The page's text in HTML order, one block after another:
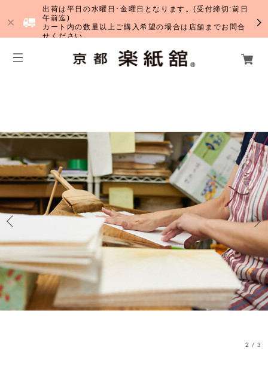
出荷は平日の水曜日･金曜日となります。(受付締切:前日
午前迄)
カート内の数量以上ご購入希望の場合は店舗までお問合
せください。
3 /3